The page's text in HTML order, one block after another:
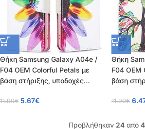
Θήκη Samsung Galaxy A04e /
F04 OEM Colorful Petals με
βάση στήριξης, υποδοχές
κούμπωμα Flip Wallet από
11.90€ 5.67€
Θήκη
F04 OEM
βάση
κούμπωμα
11.90€
Προβλήθηκαν 24 από